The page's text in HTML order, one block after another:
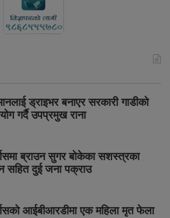
ड्राइभर बनाएर सरकारी गाडीको
गर्दै उपप्रमुख राना
ब्राउन सुगर बोकेका सशस्त्रका
सहित दुई जना पक्राउ
आईबीआरडीमा एक महिला मृत फेला